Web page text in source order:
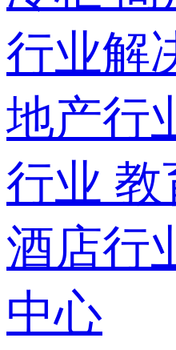
行业解
地产行
行业 教
酒店行
中心